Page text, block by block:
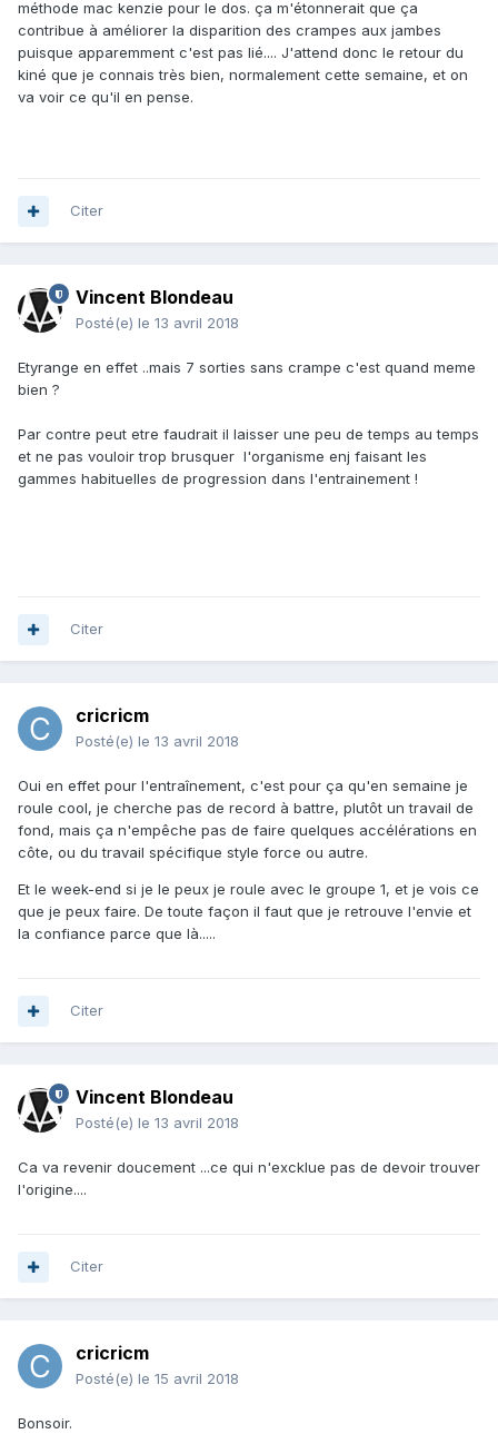
méthode mac kenzie pour le dos. ça m'étonnerait que ça
contribue à améliorer la disparition des crampes aux jambes
puisque apparemment c'est pas lié.... J'attend donc le retour du
kiné que je connais très bien, normalement cette semaine, et on
va voir ce qu'il en pense.
Citer
Vincent Blondeau
Posté(e) le 13 avril 2018
Etyrange en effet ..mais 7 sorties sans crampe c'est quand meme
bien ?
Par contre peut etre faudrait il laisser une peu de temps au temps
et ne pas vouloir trop brusquer l'organisme enj faisant les
gammes habituelles de progression dans l'entrainement !
Citer
cricricm
Posté(e) le 13 avril 2018
Oui en effet pour l'entraînement, c'est pour ça qu'en semaine je
roule cool, je cherche pas de record à battre, plutôt un travail de
fond, mais ça n'empêche pas de faire quelques accélérations en
côte, ou du travail spécifique style force ou autre.
Et le week-end si je le peux je roule avec le groupe 1, et je vois ce
que je peux faire. De toute façon il faut que je retrouve l'envie et
la confiance parce que là.....
Citer
Vincent Blondeau
Posté(e) le 13 avril 2018
Ca va revenir doucement ...ce qui n'excklue pas de devoir trouver
l'origine....
Citer
cricricm
Posté(e) le 15 avril 2018
Bonsoir.